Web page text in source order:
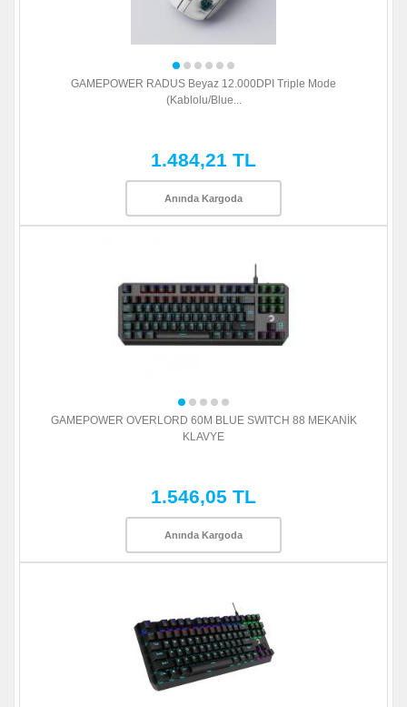
GAMEPOWER RADUS Beyaz 12.000DPI Triple Mode
(Kablolu/Blue...
1.484,21 TL
Anında Kargoda
GAMEPOWER OVERLORD 60M BLUE SWITCH 88 MEKANİK
KLAVYE
1.546,05 TL
Anında Kargoda